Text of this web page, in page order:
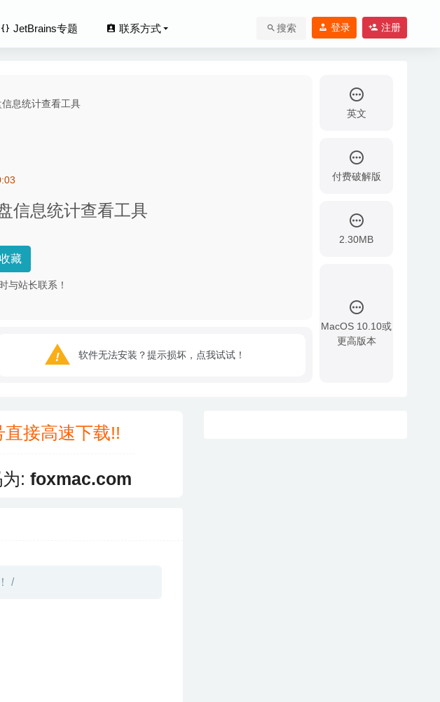
JetBrains专题 联系方式 搜索 登录 注册
信息统计查看工具
收藏
与站长联系！
英文
付费破解版
2.30MB
MacOS 10.10或
更高版本
软件无法安装？提示损坏，点我试试！
直接高速下载!!
: foxmac.com
/
2020-11-28
文版-图像磨皮调色美化工具